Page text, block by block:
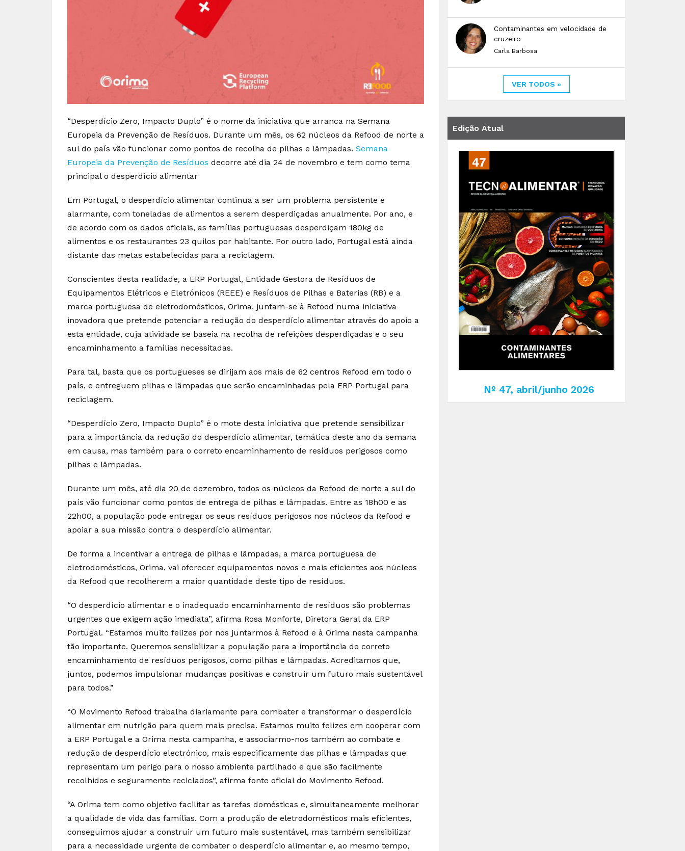
“Desperdício Zero, Impacto Duplo” é o nome da iniciativa que arranca na Semana
Europeia da Prevenção de Resíduos. Durante um mês, os 62 núcleos da Refood de norte a
sul do país vão funcionar como pontos de recolha de pilhas e lâmpadas. Semana
Europeia da Prevenção de Resíduos decorre até dia 24 de novembro e tem como tema
principal o desperdício alimentar
Em Portugal, o desperdício alimentar continua a ser um problema persistente e
alarmante, com toneladas de alimentos a serem desperdiçadas anualmente. Por ano, e
de acordo com os dados oficiais, as famílias portuguesas desperdiçam 180kg de
alimentos e os restaurantes 23 quilos por habitante. Por outro lado, Portugal está ainda
distante das metas estabelecidas para a reciclagem.
Conscientes desta realidade, a ERP Portugal, Entidade Gestora de Resíduos de
Equipamentos Elétricos e Eletrónicos (REEE) e Resíduos de Pilhas e Baterias (RB) e a
marca portuguesa de eletrodomésticos, Orima, juntam-se à Refood numa iniciativa
inovadora que pretende potenciar a redução do desperdício alimentar através do apoio a
esta entidade, cuja atividade se baseia na recolha de refeições desperdiçadas e o seu
encaminhamento a famílias necessitadas.
Para tal, basta que os portugueses se dirijam aos mais de 62 centros Refood em todo o
país, e entreguem pilhas e lâmpadas que serão encaminhadas pela ERP Portugal para
reciclagem.
“Desperdício Zero, Impacto Duplo” é o mote desta iniciativa que pretende sensibilizar
para a importância da redução do desperdício alimentar, temática deste ano da semana
em causa, mas também para o correto encaminhamento de resíduos perigosos como
pilhas e lâmpadas.
Durante um mês, até dia 20 de dezembro, todos os núcleos da Refood de norte a sul do
país vão funcionar como pontos de entrega de pilhas e lâmpadas. Entre as 18h00 e as
22h00, a população pode entregar os seus resíduos perigosos nos núcleos da Refood e
apoiar a sua missão contra o desperdício alimentar.
De forma a incentivar a entrega de pilhas e lâmpadas, a marca portuguesa de
eletrodomésticos, Orima, vai oferecer equipamentos novos e mais eficientes aos núcleos
da Refood que recolherem a maior quantidade deste tipo de resíduos.
“O desperdício alimentar e o inadequado encaminhamento de resíduos são problemas
urgentes que exigem ação imediata”, afirma Rosa Monforte, Diretora Geral da ERP
Portugal. “Estamos muito felizes por nos juntarmos à Refood e à Orima nesta campanha
tão importante. Queremos sensibilizar a população para a importância do correto
encaminhamento de resíduos perigosos, como pilhas e lâmpadas. Acreditamos que,
juntos, podemos impulsionar mudanças positivas e construir um futuro mais sustentável
para todos.”
“O Movimento Refood trabalha diariamente para combater e transformar o desperdício
alimentar em nutrição para quem mais precisa. Estamos muito felizes em cooperar com
a ERP Portugal e a Orima nesta campanha, e associarmo-nos também ao combate e
redução de desperdício electrónico, mais especificamente das pilhas e lâmpadas que
representam um perigo para o nosso ambiente partilhado e que são facilmente
recolhidos e seguramente reciclados”, afirma fonte oficial do Movimento Refood.
“A Orima tem como objetivo facilitar as tarefas domésticas e, simultaneamente melhorar
a qualidade de vida das famílias. Com a produção de eletrodomésticos mais eficientes,
conseguimos ajudar a construir um futuro mais sustentável, mas também sensibilizar
para a necessidade urgente de combater o desperdício alimentar e, ao mesmo tempo,
Contaminantes em velocidade de
cruzeiro
Carla Barbosa
VER TODOS »
Edição Atual
Nº 47, abril/junho 2026